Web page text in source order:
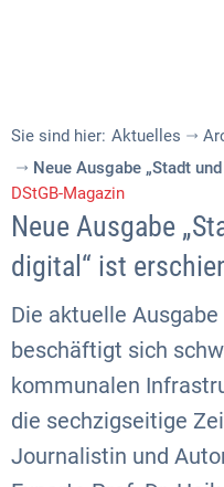
Sie sind hier: Aktuelles
Neue Ausgabe „Stadt
DStGB-Magazin
Neue Ausgabe
digital“ ist
Die aktuelle
beschäftigt sich
kommunalen
die sechzigseitige
Journalistin und